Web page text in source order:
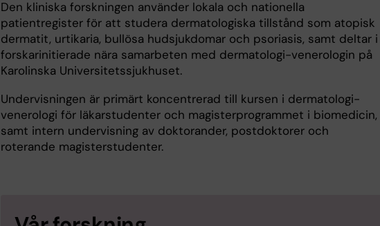
Den kliniska forskningen använder lokala och nationella
patientregister för att studera dermatologiska tillstånd som atopisk
dermatit, urtikaria, bullösa hudsjukdomar och psoriasis, samt deltar i
forskarinitierade nära samarbeten med dermatologi-venerologin på
Karolinska Universitetssjukhuset.
Undervisningen är primärt koncentrerad till kursen i dermatologi-
venerologi för läkarstudenter och magisterprogrammet i biomedicin,
samt intern undervisning av doktorander, postdoktorer och
roterande magisterstudenter.